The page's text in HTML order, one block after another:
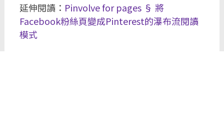
延伸閱讀： Pinvolve for pages § 將
Facebook粉絲頁變成Pinterest的瀑布流閱讀
模式